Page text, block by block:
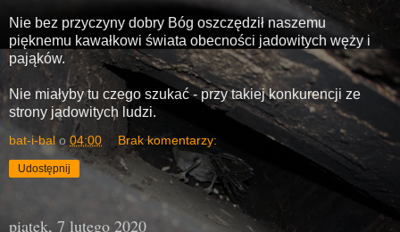
Nie bez przyczyny dobry Bóg oszczędził naszemu
pięknemu kawałkowi świata obecności jadowitych węży i
pająków.
Nie miałyby tu czego szukać - przy takiej konkurencji ze
strony jadowitych ludzi.
bat-i-bal o 04:00 Brak komentarzy:
Udostępnij
piątek, 7 lutego 2020